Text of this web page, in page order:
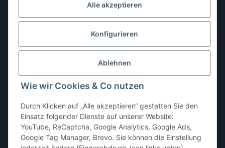
Alle akzeptieren
Konfigurieren
Ablehnen
Wie wir Cookies & Co nutzen
Durch Klicken auf „Alle akzeptieren“ gestatten Sie den
Einsatz folgender Dienste auf unserer Website:
YouTube, ReCaptcha, Google Analytics, Google Ads,
Google Tag Manager, Brevo. Sie können die Einstellung
10:00–13:00 Uhr
Freitag:10:00–13:00, 14:00–18:00 Uhr
Sonntag: geschlossen